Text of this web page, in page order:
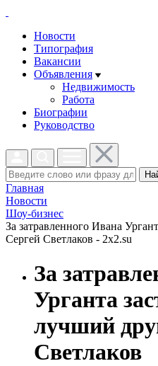
Новости
Типография
Вакансии
Объявления
Недвижимость
Работа
Биографии
Руководство
Главная
Новости
Шоу-бизнес
За затравленного Ивана
Сергей Светлаков - 2x2.su
За
Урганта
лучший
Светлаков